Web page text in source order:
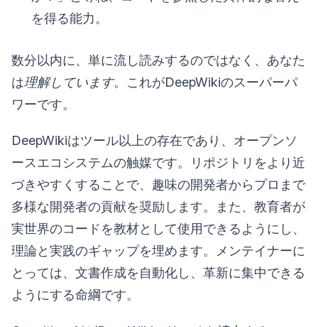
を得る能力。
数分以内に、単に流し読みするのではなく、あなた
は理解しています。これがDeepWikiのスーパーパ
ワーです。
DeepWikiはツール以上の存在であり、オープンソ
ースエコシステムの触媒です。リポジトリをより近
づきやすくすることで、趣味の開発者からプロまで
多様な開発者の貢献を奨励します。また、教育者が
実世界のコードを教材として使用できるようにし、
理論と実践のギャップを埋めます。メンテイナーに
とっては、文書作成を自動化し、革新に集中できる
ようにする命綱です。